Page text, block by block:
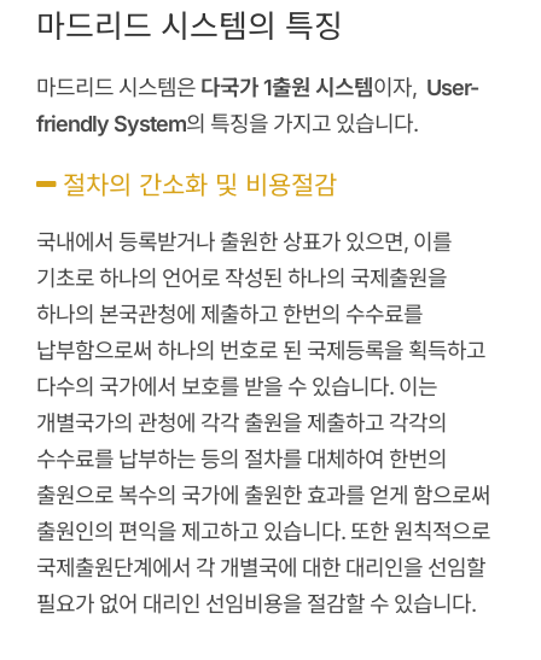
마드리드 시스템의 특징
마드리드 시스템은 다국가 1출원 시스템이자, User-
friendly System의 특징을 가지고 있습니다.
절차의 간소화 및 비용절감
국내에서 등록받거나 출원한 상표가 있으면, 이를
기초로 하나의 언어로 작성된 하나의 국제출원을
하나의 본국관청에 제출하고 한번의 수수료를
납부함으로써 하나의 번호로 된 국제등록을 획득하고
다수의 국가에서 보호를 받을 수 있습니다. 이는
개별국가의 관청에 각각 출원을 제출하고 각각의
수수료를 납부하는 등의 절차를 대체하여 한번의
출원으로 복수의 국가에 출원한 효과를 얻게 함으로써
출원인의 편익을 제고하고 있습니다. 또한 원칙적으로
국제출원단계에서 각 개별국에 대한 대리인을 선임할
필요가 없어 대리인 선임비용을 절감할 수 있습니다.